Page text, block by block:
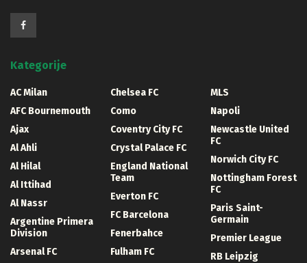
Kategorije
AC Milan
AFC Bournemouth
Ajax
Al Ahli
Al Hilal
Al Ittihad
Al Nassr
Argentine Primera
Division
Arsenal FC
Chelsea FC
Como
Coventry City FC
Crystal Palace FC
England National
Team
Everton FC
FC Barcelona
Fenerbahce
Fulham FC
MLS
Napoli
Newcastle United
FC
Norwich City FC
Nottingham Forest
FC
Paris Saint-
Germain
Premier League
RB Leipzig